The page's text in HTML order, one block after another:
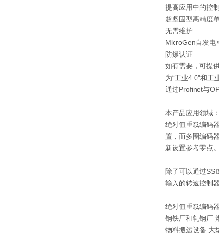
提高应用中的控
超坚固型高精度
无需维护
MicroGen自发
防爆认证
如有需要，可提
为“工业4.0"和工
通过Profinet与
本产品应用领域
绝对值重载编码
置，而多圈编码
新设置参考零点
除了可以通过
输入的转速控制
绝对值重载编码
钢铁厂和轧钢厂
物料搬运设备 大